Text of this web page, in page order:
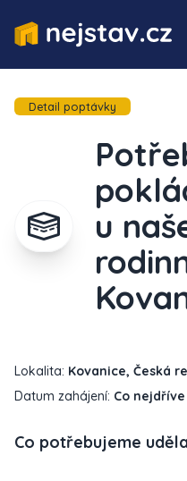
Detail poptávky
u
Lokalita: Kovanice, Česká
Datum zahájení: Co nejdříve
Co potřebujeme